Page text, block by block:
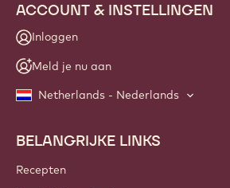
ACCOUNT & INSTELLINGEN
Inloggen
Meld je nu aan
Netherlands - Nederlands
Footer
Callebaut
BELANGRIJKE LINKS
Recepten